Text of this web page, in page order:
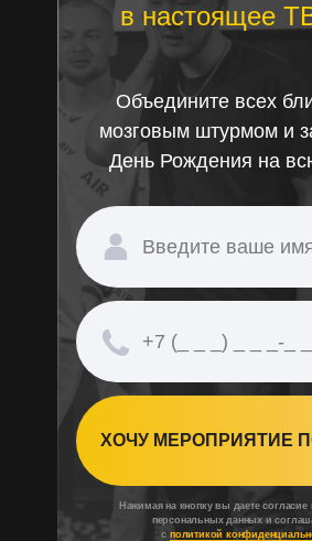
ХОЧУ МЕРОПРИЯТИЕ
Нажимая на кнопку вы даете согласие
персональных данных и
сполитикой
в настоящее
Объедините всех
мозговым штурмом и
День Рождения на